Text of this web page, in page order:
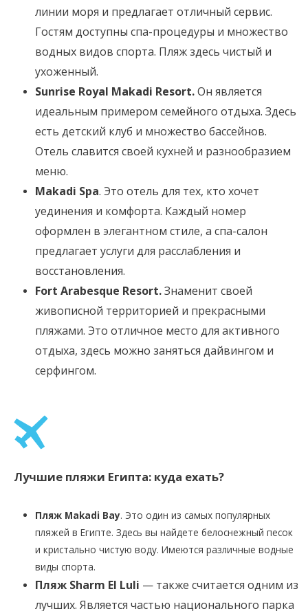
линии моря и предлагает отличный сервис.
Гостям доступны спа-процедуры и множество
водных видов спорта. Пляж здесь чистый и
ухоженный.
Sunrise Royal Makadi Resort.Он является
идеальным примером семейного отдыха. Здесь
есть детский клуб и множество бассейнов.
Отель славится своей кухней и разнообразием
меню.
Makadi Spa. Это отель для тех, кто хочет
уединения и комфорта. Каждый номер
оформлен в элегантном стиле, а спа-салон
предлагает услуги для расслабления и
восстановления.
Fort Arabesque Resort.Знаменит своей
живописной территорией и прекрасными
пляжами. Это отличное место для активного
отдыха, здесь можно заняться дайвингом и
серфингом.
Лучшие пляжи Египта: куда ехать?
Пляж Makadi Bay. Это один из самых популярных
пляжей в Египте. Здесь вы найдете белоснежный песок
и кристально чистую воду. Имеются различные водные
виды спорта.
Пляж Sharm El Luli — также считается одним из
лучших. Является частью национального парка